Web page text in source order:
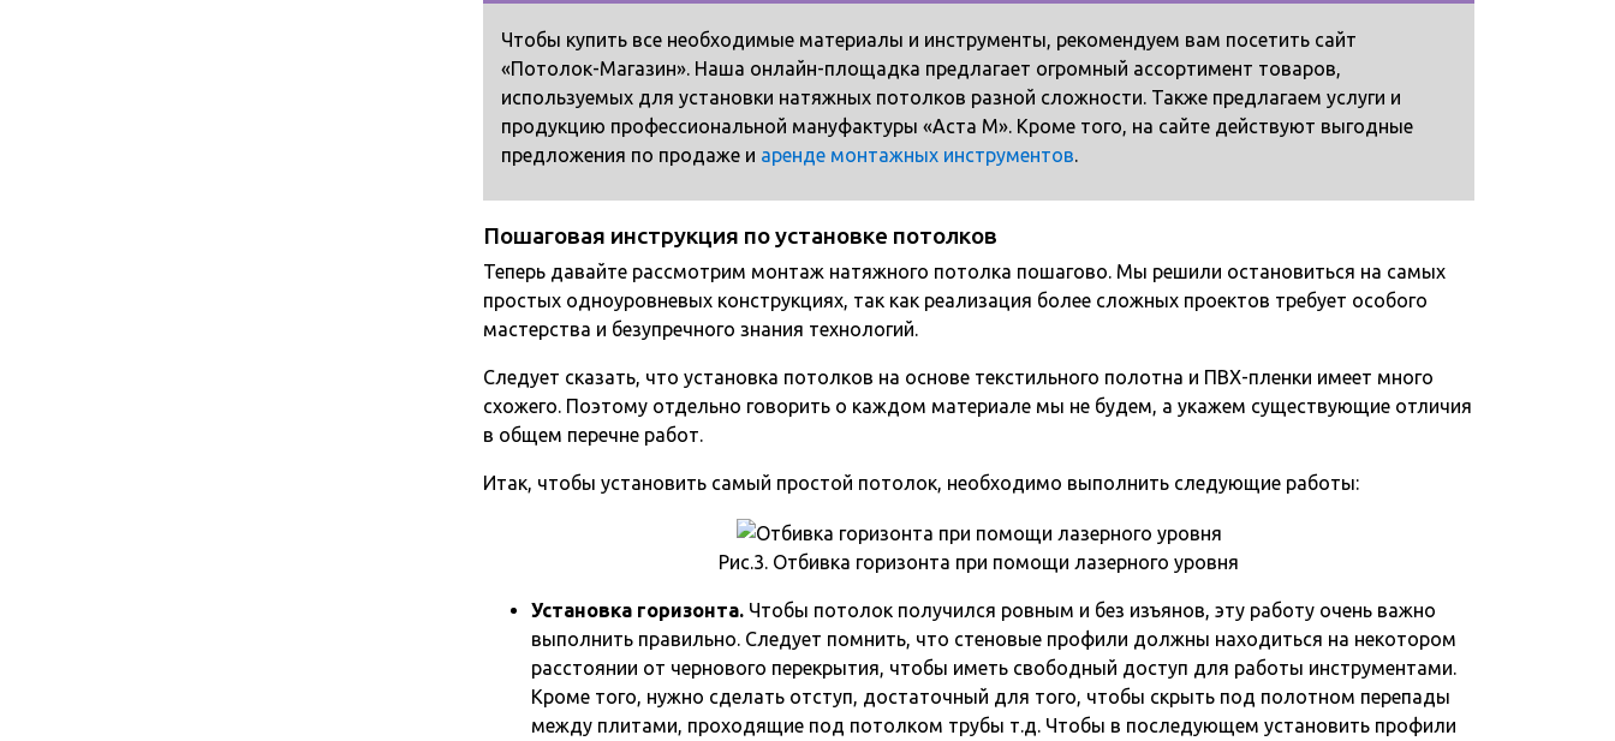
Чтобы купить все необходимые материалы и инструменты, рекомендуем вам посетить сайт
«Потолок-Магазин». Наша онлайн-площадка предлагает огромный ассортимент товаров,
используемых для установки натяжных потолков разной сложности. Также предлагаем услуги и
продукцию профессиональной мануфактуры «Аста М». Кроме того, на сайте действуют выгодные
предложения по продаже и аренде монтажных инструментов.
Пошаговая инструкция по установке потолков
Теперь давайте рассмотрим монтаж натяжного потолка пошагово. Мы решили остановиться на самых
простых одноуровневых конструкциях, так как реализация более сложных проектов требует особого
мастерства и безупречного знания технологий.
Следует сказать, что установка потолков на основе текстильного полотна и ПВХ-пленки имеет много
схожего. Поэтому отдельно говорить о каждом материале мы не будем, а укажем существующие отличия
в общем перечне работ.
Итак, чтобы установить самый простой потолок, необходимо выполнить следующие работы:
Рис.3. Отбивка горизонта при помощи лазерного уровня
Установка горизонта. Чтобы потолок получился ровным и без изъянов, эту работу очень важно
выполнить правильно. Следует помнить, что стеновые профили должны находиться на некотором
расстоянии от чернового перекрытия, чтобы иметь свободный доступ для работы инструментами.
Кроме того, нужно сделать отступ, достаточный для того, чтобы скрыть под полотном перепады
между плитами, проходящие под потолком трубы т.д. Чтобы в последующем установить профили